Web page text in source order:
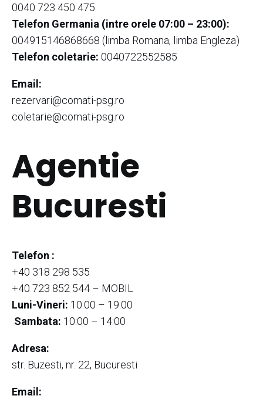
0040 723 450 475
Telefon Germania (intre orele 07:00 – 23:00):
004915146868668 (limba Romana, limba Engleza)
Telefon coletarie: 0040722552585
Email:
rezervari@comati-psg.ro
coletarie@comati-psg.ro
Agentie
Bucuresti
Telefon :
+40 318 298 535
+40 723 852 544 – MOBIL
Luni-Vineri: 10:00 – 19:00
Sambata: 10:00 – 14:00
Adresa:
str. Buzesti, nr. 22, Bucuresti
Email: